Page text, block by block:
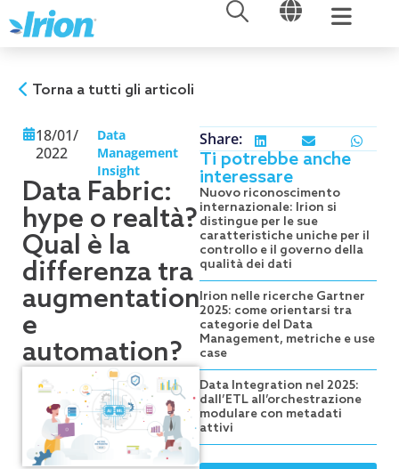
al
contenuto
APRI APRI
Torna a tutti gli articoli
18/01/
2022
Data
Management
Insight
Data Fabric:
hype o realtà?
Qual è la
differenza tra
augmentation
e
automation?
Share:
Ti potrebbe anche
interessare
Nuovo riconoscimento
internazionale: Irion si
distingue per le sue
caratteristiche uniche per il
controllo e il governo della
qualità dei dati
Irion nelle ricerche Gartner
2025: come orientarsi tra
categorie del Data
Management, metriche e use
case
Data Integration nel 2025:
dall’ETL all’orchestrazione
modulare con metadati
attivi